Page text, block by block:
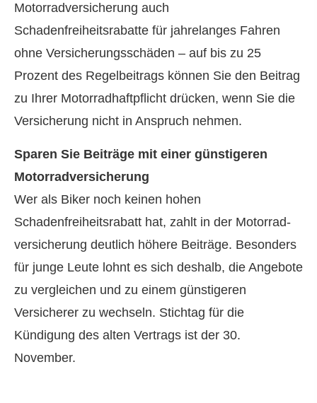
Motor­rad­ver­sicherung auch
Schadenfreiheitsrabatte für jahrelanges Fahren
ohne Versicherungsschäden – auf bis zu 25
Prozent des Regelbeitrags können Sie den Beitrag
zu Ihrer Motorradhaftpflicht drücken, wenn Sie die
Versicherung nicht in Anspruch nehmen.
Sparen Sie Beiträge mit einer günstigeren
Motor­rad­ver­sicherung
Wer als Biker noch keinen hohen
Schadenfreiheitsrabatt hat, zahlt in der Motor­rad­
ver­sicherung deutlich höhere Beiträge. Besonders
für junge Leute lohnt es sich deshalb, die Angebote
zu ver­gleichen und zu einem günstigeren
Versicherer zu wechseln. Stichtag für die
Kündigung des alten Vertrags ist der 30.
November.